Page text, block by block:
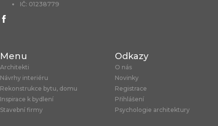
IČ: 01238779
Menu
Architekti
Návrhy interiéru
Rekonstrukce bytu, domu
Inspirace k bydlení
Stavební firmy
Odkazy
O nás
Novinky
Registrace
Přihlášení
Psychologie architektury